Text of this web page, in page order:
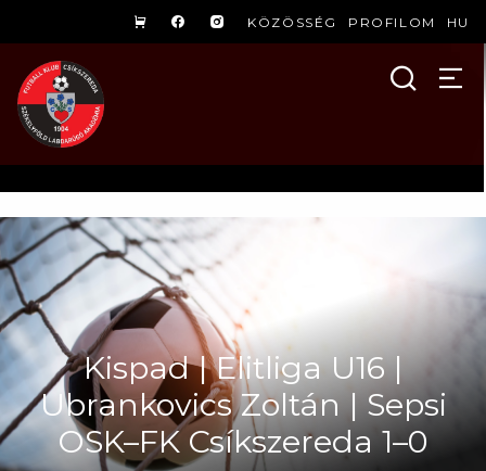
KÖZÖSSÉG PROFILOM HU
Kispad | Elitliga U16 |
Ubrankovics Zoltán | Sepsi
OSK–FK Csíkszereda 1–0